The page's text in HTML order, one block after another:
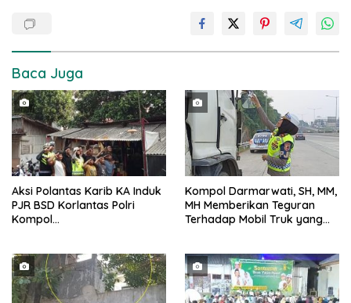
Baca Juga
Aksi Polantas Karib KA Induk
PJR BSD Korlantas Polri
Kompol
Membagikan Bendera Merah
Putih Berserta Tiangnya
Kompol Darmarwati, SH, MM,
MH Memberikan Teguran
Terhadap Mobil Truk yang